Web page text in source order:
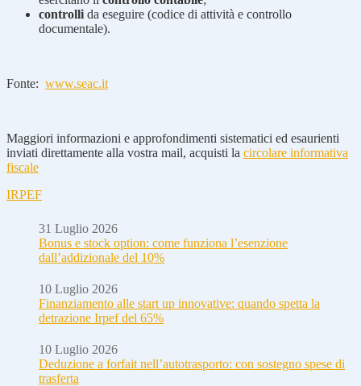
controlli da eseguire (codice di attività e controllo
documentale).
Fonte: www.seac.it
Maggiori informazioni e approfondimenti sistematici ed esaurienti
inviati direttamente alla vostra mail, acquisti la circolare informativa
fiscale
IRPEF
31 Luglio 2026
Bonus e stock option: come funziona l’esenzione
dall’addizionale del 10%
10 Luglio 2026
Finanziamento alle start up innovative: quando spetta la
detrazione Irpef del 65%
10 Luglio 2026
Deduzione a forfait nell’autotrasporto: con sostegno spese di
trasferta